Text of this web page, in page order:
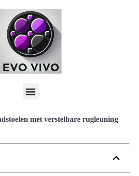
met verstelbare rugleuning